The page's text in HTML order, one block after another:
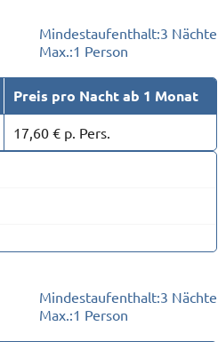
Mindestaufenthalt:3 Nächte
Max.:1 Person
Preis pro Nacht ab 1 Monat
17,60 € p. Pers.
Mindestaufenthalt:3 Nächte
Max.:1 Person